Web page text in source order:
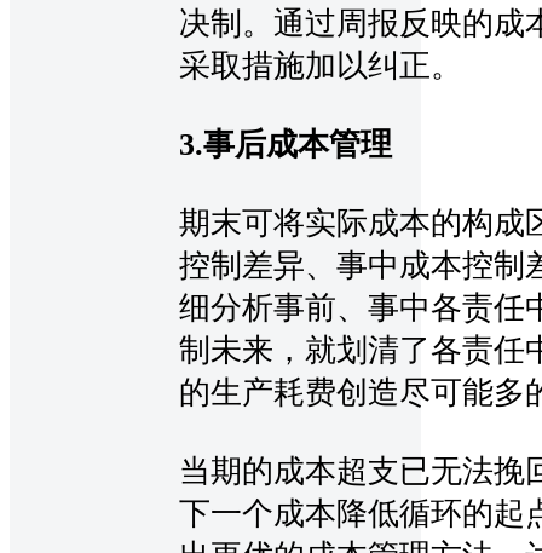
决制。通过周报反映的成
采取措施加以纠正。
3.事后成本管理
期末可将实际成本的构成
控制差异、事中成本控制
细分析事前、事中各责任
制未来，就划清了各责任
的生产耗费创造尽可能多
当期的成本超支已无法挽
下一个成本降低循环的起